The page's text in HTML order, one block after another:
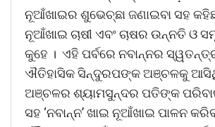
ନୂଆଁଖାଇର ଶୁଭେଚ୍ଛା ଜଣାଇବା ସହ
ନୂଆଁଖାଇ ଚାଷୀ ଏବଂ ଚାଷର ଉନ୍ନତି ଓ
କୁହେ । ଏହି ପର୍ବରେ ନବାନ୍ନର
ଐତିହାସିକ ସିନ୍ଦୁରପଙ୍କ ଅଞ୍ଚଳକୁ
ଅଞ୍ଚଳର ଶ୍ୟାମସୁନ୍ଦର ପତିଙ୍କ
ସହ ‘ନବାନ୍ନ’ ଖାଇ ନୂଆଁଖାଇ ପାଳନ